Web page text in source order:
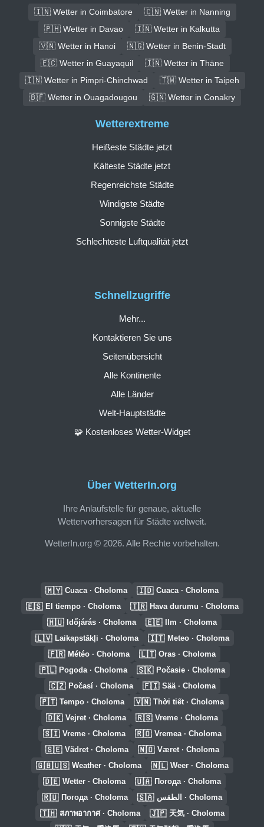
🇮🇳 Wetter in Coimbatore
🇨🇳 Wetter in Nanning
🇵🇭 Wetter in Davao
🇮🇳 Wetter in Kalkutta
🇻🇳 Wetter in Hanoi
🇳🇬 Wetter in Benin-Stadt
🇪🇨 Wetter in Guayaquil
🇮🇳 Wetter in Thāne
🇮🇳 Wetter in Pimpri-Chinchwad
🇹🇼 Wetter in Taipeh
🇧🇫 Wetter in Ouagadougou
🇬🇳 Wetter in Conakry
Über WetterIn.org
Ihre Anlaufstelle für genaue, aktuelle
Wettervorhersagen für Städte weltweit.
WetterIn.org © 2026. Alle Rechte vorbehalten.
Schnellzugriffe
Mehr...
Kontaktieren Sie uns
Seitenübersicht
Alle Kontinente
Alle Länder
Welt-Hauptstädte
🧩 Kostenloses Wetter-Widget
Wetterextreme
Heißeste Städte jetzt
Kälteste Städte jetzt
Regenreichste Städte
Windigste Städte
Sonnigste Städte
Schlechteste Luftqualität jetzt
🇲🇾 Cuaca · Choloma 🇮🇩 Cuaca · Choloma
🇪🇸 El tiempo · Choloma 🇹🇷 Hava durumu · Choloma
🇭🇺 Időjárás · Choloma 🇪🇪 Ilm · Choloma
🇱🇻 Laikapstākļi · Choloma 🇮🇹 Meteo · Choloma
🇫🇷 Météo · Choloma 🇱🇹 Oras · Choloma
🇵🇱 Pogoda · Choloma 🇸🇰 Počasie · Choloma
🇨🇿 Počasí · Choloma 🇫🇮 Sää · Choloma
🇵🇹 Tempo · Choloma 🇻🇳 Thời tiết · Choloma
🇩🇰 Vejret · Choloma 🇷🇸 Vreme · Choloma
🇸🇮 Vreme · Choloma 🇷🇴 Vremea · Choloma
🇸🇪 Vädret · Choloma 🇳🇴 Været · Choloma
🇬🇧🇺🇸 Weather · Choloma 🇳🇱 Weer · Choloma
🇩🇪 Wetter · Choloma 🇺🇦 Погода · Choloma
🇷🇺 Погода · Choloma 🇸🇦 الطقس · Choloma
🇹🇭 สภาพอากาศ · Choloma 🇯🇵 天気 · Choloma